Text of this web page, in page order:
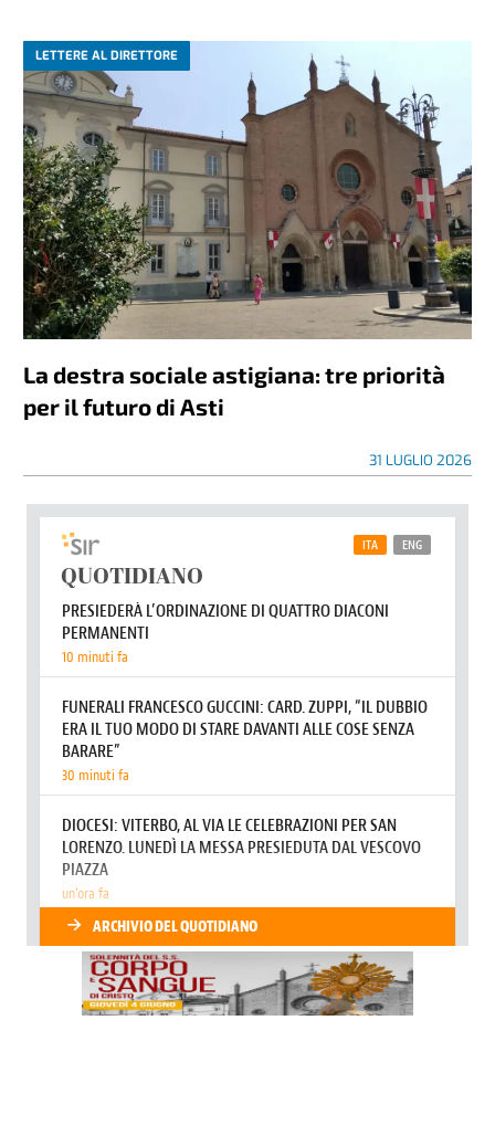
LETTERE AL DIRETTORE
La destra sociale astigiana: tre priorità
per il futuro di Asti
31 LUGLIO 2026